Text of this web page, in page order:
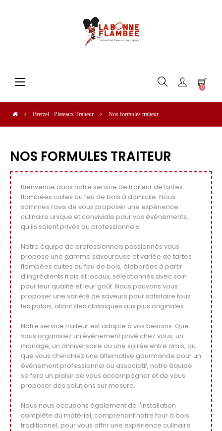
Basculer
navigation
☰ 0
Bretzel - Plateaux Traiteur Nos formules traiteur
NOS FORMULES TRAITEUR
Bienvenue dans notre service de traiteur de tartes
flambées cuites au feu de bois à domicile. Nous
sommes ravis de vous proposer une expérience
culinaire unique et conviviale pour vos événements,
qu'ils soient privés ou professionnels.
Notre équipe de professionnels passionnés vous
propose une gamme savoureuse et variée de tartes
flambées cuites au feu de bois, élaborées à partir
d'ingrédients frais et locaux, sélectionnés avec soin
pour leur qualité et leur goût. Nous pouvons vous
proposer une variété de saveurs pour satisfaire tous
les palais, allant des classiques aux plus originales.
Notre service traiteur est adapté à vos besoins. Que
vous organisiez un événement privé chez vous, un
mariage, un anniversaire ou une soirée entre amis, ou
que vous cherchiez une alternative gourmande pour un
événement professionnel ou associatif, notre équipe
se fera un plaisir de vous accompagner et de vous
proposer des solutions sur mesure.
Nous nous occupons également de l'installation
complète du matériel, comprenant notre four à bois
traditionnel, pour vous offrir une expérience culinaire